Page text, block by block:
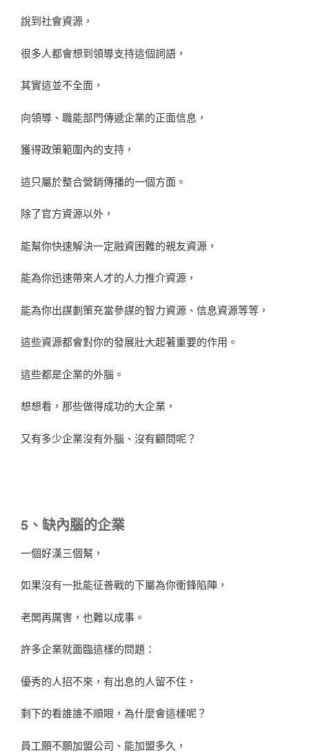
說到社會資源，
很多人都會想到領導支持這個詞語，
其實這並不全面，
向領導、職能部門傳遞企業的正面信息，
獲得政策範圍內的支持，
這只屬於整合營銷傳播的一個方面。
除了官方資源以外，
能幫你快速解決一定融資困難的親友資源，
能為你迅速帶來人才的人力推介資源，
能為你出謀劃策充當參謀的智力資源、信息資源等等，
這些資源都會對你的發展壯大起著重要的作用。
這些都是企業的外腦。
想想看，那些做得成功的大企業，
又有多少企業沒有外腦、沒有顧問呢？
5、缺內腦的企業
一個好漢三個幫，
如果沒有一批能征善戰的下屬為你衝鋒陷陣，
老闆再厲害，也難以成事。
許多企業就面臨這樣的問題：
優秀的人招不來，有出息的人留不住，
剩下的看誰誰不順眼，為什麼會這樣呢？
員工願不願加盟公司、能加盟多久，